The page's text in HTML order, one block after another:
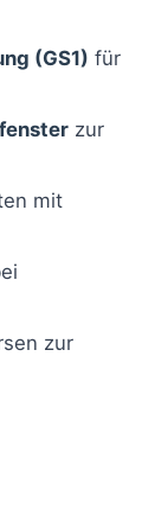
(GS1) für
zur
mit
zur